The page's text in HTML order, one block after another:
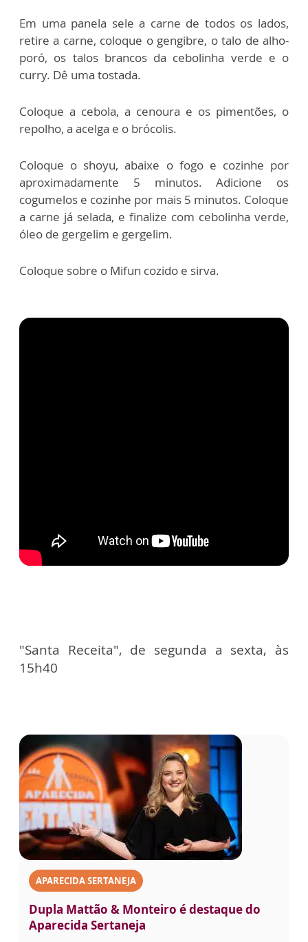
Em uma panela sele a carne de todos os lados,
retire a carne, coloque o gengibre, o talo de alho-
poró, os talos brancos da cebolinha verde e o
curry. Dê uma tostada.
Coloque a cebola, a cenoura e os pimentões, o
repolho, a acelga e o brócolis.
Coloque o shoyu, abaixe o fogo e cozinhe por
aproximadamente 5 minutos. Adicione os
cogumelos e cozinhe por mais 5 minutos. Coloque
a carne já selada, e finalize com cebolinha verde,
óleo de gergelim e gergelim.
Coloque sobre o Mifun cozido e sirva.
"Santa Receita", de segunda a sexta, às
15h40
APARECIDA SERTANEJA
Dupla Mattão & Monteiro é destaque do
Aparecida Sertaneja